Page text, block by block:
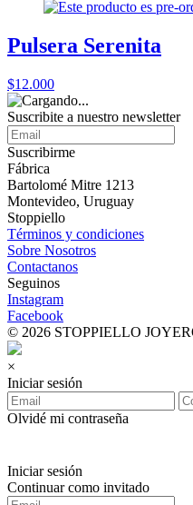
Pulsera Serenita
$12.000
Suscribite a nuestro newsletter
Suscribirme
Fábrica
Bartolomé Mitre 1213
Montevideo, Uruguay
Stoppiello
Términos y condiciones
Sobre Nosotros
Contactanos
Seguinos
Instagram
Facebook
© 2026 STOPPIELLO
×
Iniciar sesión
Olvidé mi contraseña
Iniciar sesión
Continuar como invitado